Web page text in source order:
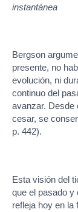
instantánea
Bergson
presente, no
evolución, ni
continuo del
avanzar. Desde
cesar, se
p. 442).
Esta visión del
que el pasado y
refleja hoy en